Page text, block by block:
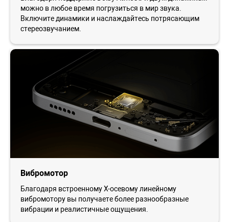
можно в любое время погрузиться в мир звука.
Включите динамики и наслаждайтесь потрясающим
стереозвучанием.
Вибромотор
Благодаря встроенному X-осевому линейному
вибромотору вы получаете более разнообразные
вибрации и реалистичные ощущения.